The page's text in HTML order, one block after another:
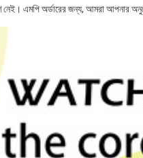
নেই। এমপি অর্ডারের জন্য, আমরা